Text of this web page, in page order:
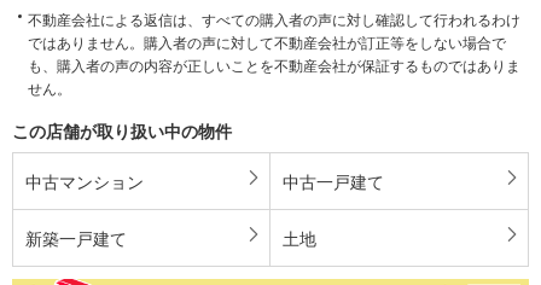
不動産会社による返信は、すべての購入者の声に対し確認して行われるわけ
ではありません。購入者の声に対して不動産会社が訂正等をしない場合で
も、購入者の声の内容が正しいことを不動産会社が保証するものではありま
せん。
この店舗が取り扱い中の物件
中古マンション 中古一戸建て
新築一戸建て 土地